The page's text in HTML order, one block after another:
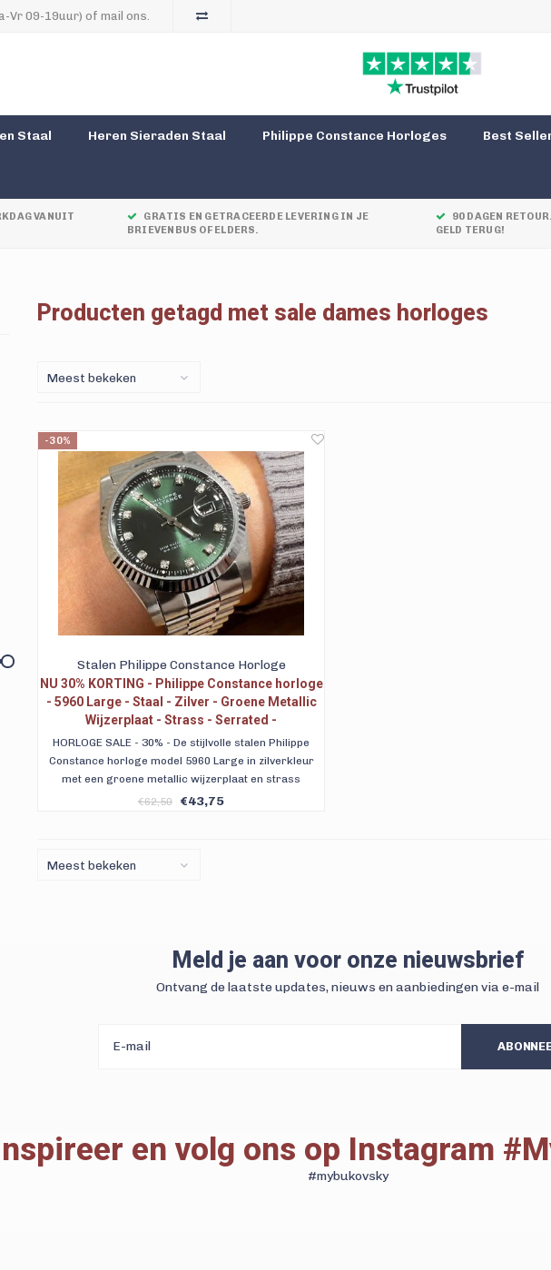
Vr 09-19uur) of mail ons.
Staal Heren Sieraden Staal Philippe Constance Horloges Best
VANUIT
GRATIS EN GETRACEERDE LEVERING IN JE
BRIEVENBUS OF ELDERS.
90 DAGEN
GELD TERUG!
Producten getagd met sale dames horloges
Meest bekeken
-30%
Stalen Philippe Constance Horloge
NU 30% KORTING - Philippe Constance horloge
- 5960 Large - Staal - Zilver - Groene Metallic
Wijzerplaat - Strass - Serrated -
Datumaanduiding
HORLOGE SALE - 30% - De stijlvolle stalen Philippe
Constance horloge model 5960 Large in zilverkleur
met een groene metallic wijzerplaat en strass
steentjes. Met datumaanduiding en een zilverkleurige
€62,50 €43,75
Meest bekeken
Meld je aan voor onze nieuwsbrief
Ontvang de laatste updates, nieuws en aanbiedingen via e-mail
en volg ons op Instagram
#mybukovsky